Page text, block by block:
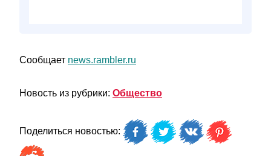
Сообщает news.rambler.ru
Новость из рубрики: Общество
Поделиться новостью: